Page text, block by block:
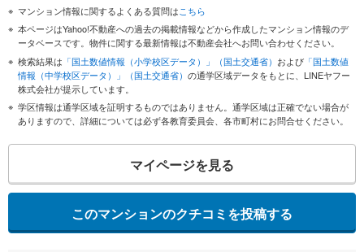
マンション情報に関するよくある質問はこちら
本ページはYahoo!不動産への過去の掲載情報などから作成したマンション情報のデ
ータベースです。物件に関する最新情報は不動産会社へお問い合わせください。
検索結果は 「国土数値情報（小学校区データ）」（国土交通省） および 「国土数値
情報（中学校区データ）」（国土交通省） の通学区域データをもとに、LINEヤフー
株式会社が提示しています。
学区情報は通学区域を証明するものではありません。通学区域は正確でない場合が
ありますので、詳細については必ず各教育委員会、各市町村にお問合せください。
マイページを見る
このマンションのクチコミを投稿する